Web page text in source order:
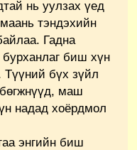
нь уулзах үед
тэндэхийн
Гадна
бурханлаг биш хүн
Түүний бүх зүйл
маш
надад хоёрдмол
энгийн биш